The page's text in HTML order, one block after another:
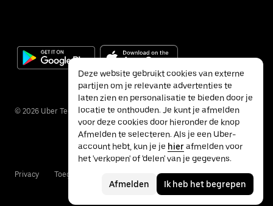
© 2026 Uber Technologies Inc.
Privacy Toegankelijkheid Voorwaarden
Deze website gebruikt cookies van externe
partijen om je relevante advertenties te
laten zien en personalisatie te bieden door je
locatie te onthouden. Je kunt je afmelden
voor deze cookies door hieronder de knop
Afmelden te selecteren. Als je een Uber-
account hebt, kun je je hierafmelden voor
het 'verkopen' of 'delen' van je gegevens.
Afmelden Ik heb het begrepen